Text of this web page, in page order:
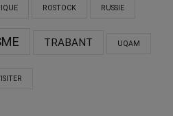
ROSTOCK RUSSIE
TRABANT UQAM